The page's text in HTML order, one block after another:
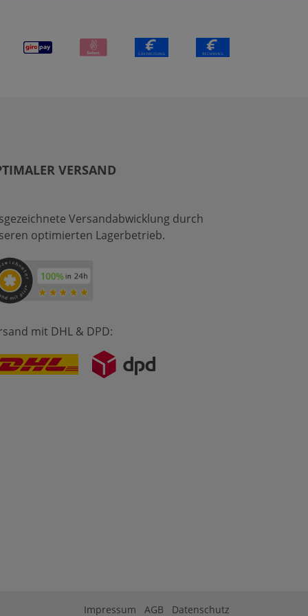
VERSAND
Versandabwicklung durch
optimierten Lagerbetrieb.
mit DHL & DPD:
Impressum AGB Datenschutz